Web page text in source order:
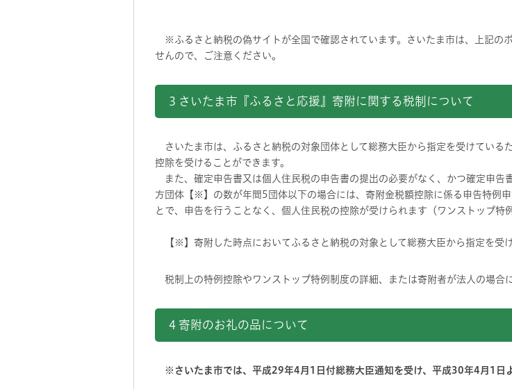
※ふるさと納税の偽サイトが全国で確認されています。さいたま市は、上記の
せんので、ご注意ください。
3 さいたま市『ふるさと応援』寄附に関する税制について
さいたま市は、ふるさと納税の対象団体として総務大臣から指定を受けている
控除を受けることができます。
また、確定申告書又は個人住民税の申告書の提出の必要がなく、かつ確定申告
方団体【※】の数が年間5団体以下の場合には、寄附金税額控除に係る申告特例
とで、申告を行うことなく、個人住民税の控除が受けられます（ワンストップ特
【※】寄附した時点においてふるさと納税の対象として総務大臣から指定を受
税制上の特例控除やワンストップ特例制度の詳細、または寄附者が法人の場合
4 寄附のお礼の品について
※さいたま市では、平成29年4月1日付総務大臣通知を受け、平成30年4月1日